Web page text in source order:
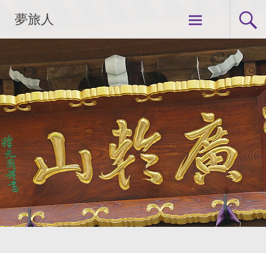
ツ
へ
ス
キ
ッ
プ
夢旅人